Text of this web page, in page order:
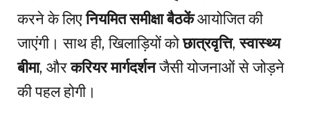
करने के लिएनियमित समीक्षा बैठकेंआयोजित की
जाएंगी। साथ ही, खिलाड़ियों कोछात्रवृत्ति,स्वास्थ्य
बीमा, औरकरियर मार्गदर्शनजैसी योजनाओं से जोड़ने
की पहल होगी।